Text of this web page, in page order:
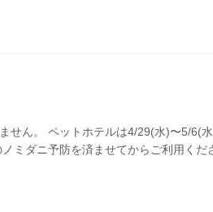
せん。 ペットホテルは4/29(水)〜5/6(
ミダニ予防を済ませてからご利用くだ